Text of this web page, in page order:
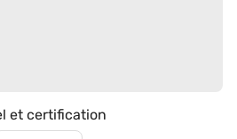
et certification